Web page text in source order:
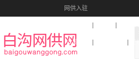
网供入驻
收藏本站